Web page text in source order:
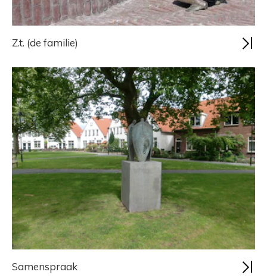
Z.t. (de familie)
Samenspraak